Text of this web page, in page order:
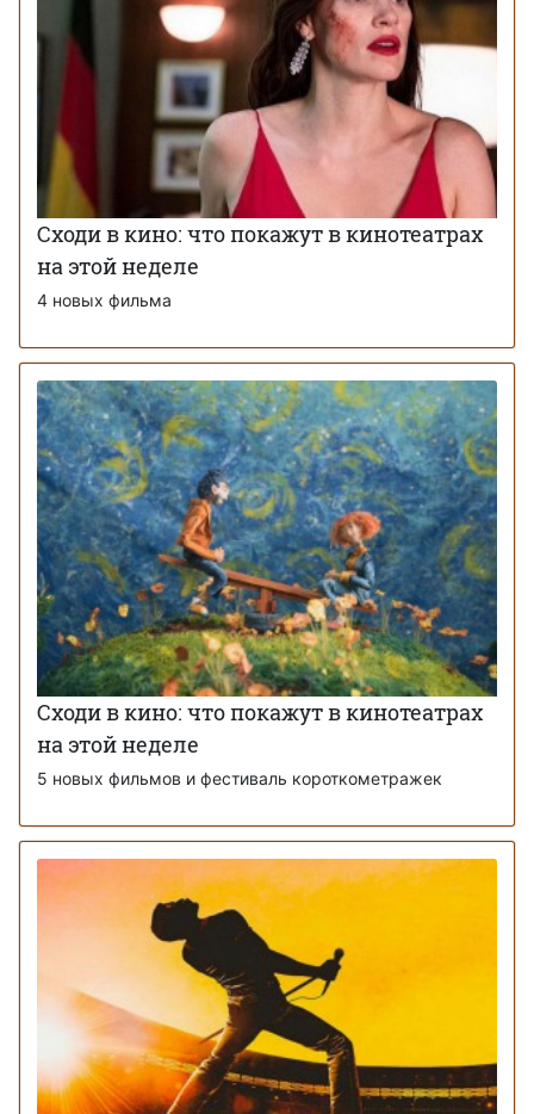
Сходи в кино: что покажут в кинотеатрах
на этой неделе
4 новых фильма
Сходи в кино: что покажут в кинотеатрах
на этой неделе
5 новых фильмов и фестиваль короткометражек